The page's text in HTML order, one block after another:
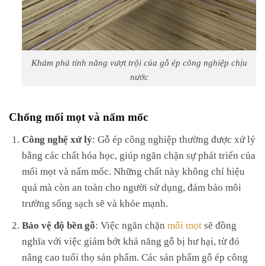
Khám phá tính năng vượt trội của gỗ ép công nghiệp chịu
nước
Chống mối mọt và nấm mốc
Công nghệ xử lý: Gỗ ép công nghiệp thường được xử lý
bằng các chất hóa học, giúp ngăn chặn sự phát triển của
mối mọt và nấm mốc. Những chất này không chỉ hiệu
quả mà còn an toàn cho người sử dụng, đảm bảo môi
trường sống sạch sẽ và khỏe mạnh.
Bảo vệ độ bền gỗ: Việc ngăn chặnmối mọt sẽ đồng
nghĩa với việc giảm bớt khả năng gỗ bị hư hại, từ đó
nâng cao tuổi thọ sản phẩm. Các sản phẩm gỗ ép công